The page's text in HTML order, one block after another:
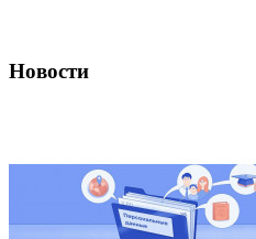
Новости